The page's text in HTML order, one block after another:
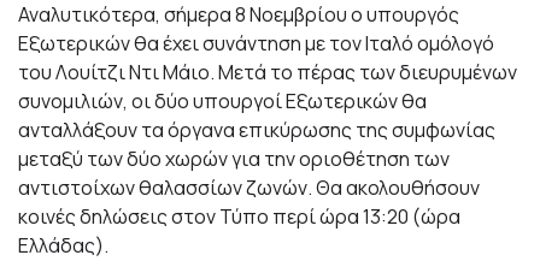
Αναλυτικότερα, σήμερα 8 Νοεμβρίου ο υπουργός
Εξωτερικών θα έχει συνάντηση με τον Ιταλό ομόλογό
του Λουίτζι Ντι Μάιο. Μετά το πέρας των διευρυμένων
συνομιλιών, οι δύο υπουργοί Εξωτερικών θα
ανταλλάξουν τα όργανα επικύρωσης της συμφωνίας
μεταξύ των δύο χωρών για την οριοθέτηση των
αντιστοίχων θαλασσίων ζωνών. Θα ακολουθήσουν
κοινές δηλώσεις στον Τύπο περί ώρα 13:20 (ώρα
Ελλάδας).